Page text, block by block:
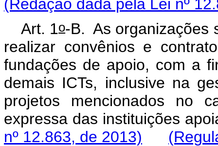
(Redação dada pela Lei nº
Art. 1o-B. As organizações
realizar convênios e
fundações de apoio, com a
demais ICTs, inclusive na
projetos mencionados no
expressa das
nº 12.863, de 2013)